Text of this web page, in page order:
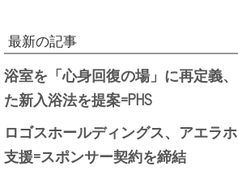
最新の記事
浴室を「心身回復の場」に再定義
た新入浴法を提案=PHS
ロゴスホールディングス、アエラ
支援=スポンサー契約を締結